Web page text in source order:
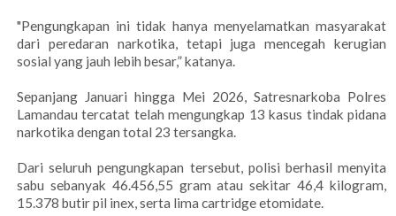
"Pengungkapan ini tidak hanya menyelamatkan masyarakat
dari peredaran narkotika, tetapi juga mencegah kerugian
sosial yang jauh lebih besar,” katanya.
Sepanjang Januari hingga Mei 2026, Satresnarkoba Polres
Lamandau tercatat telah mengungkap 13 kasus tindak pidana
narkotika dengan total 23 tersangka.
Dari seluruh pengungkapan tersebut, polisi berhasil menyita
sabu sebanyak 46.456,55 gram atau sekitar 46,4 kilogram,
15.378 butir pil inex, serta lima cartridge etomidate.